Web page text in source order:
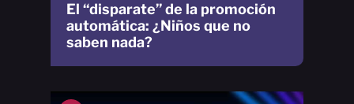
El “disparate” de la promoción
automática: ¿Niños que no
saben nada?